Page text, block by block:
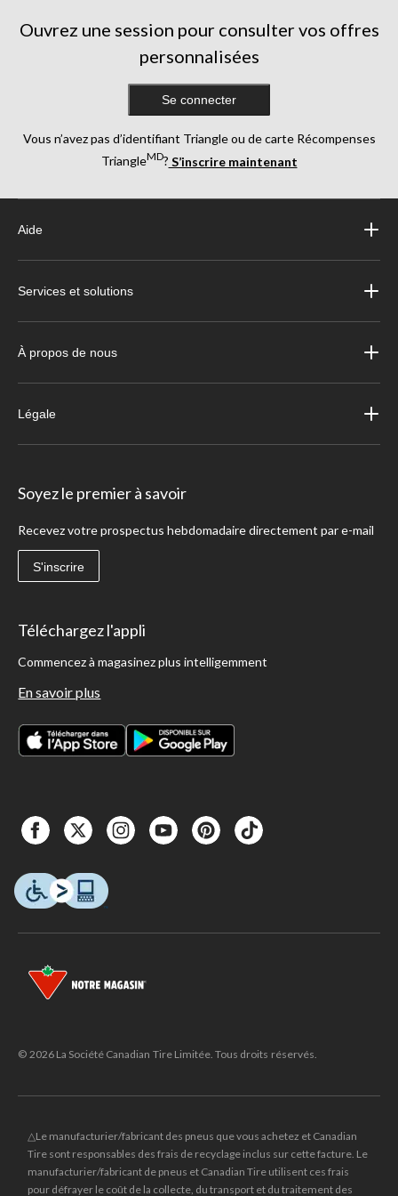
Ouvrez une session pour consulter vos offres
personnalisées
Se connecter
Vous n’avez pas d’identifiant Triangle ou de carte Récompenses
TriangleMD? S’inscrire maintenant
Aide
Services et solutions
À propos de nous
Légale
Soyez le premier à savoir
Recevez votre prospectus hebdomadaire directement par e-mail
S'inscrire
Téléchargez l'appli
Commencez à magasinez plus intelligemment
En savoir plus
© 2026 La Société Canadian Tire Limitée. Tous droits réservés.
△Le manufacturier/fabricant des pneus que vous achetez et Canadian
Tire sont responsables des frais de recyclage inclus sur cette facture. Le
manufacturier/fabricant de pneus et Canadian Tire utilisent ces frais
pour défrayer le coût de la collecte, du transport et du traitement des